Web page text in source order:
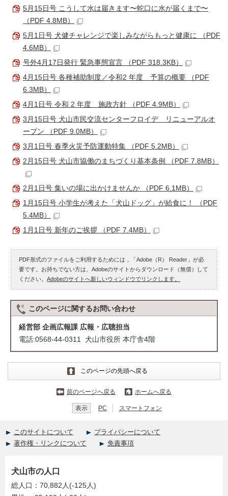
5月15日号 こうして水は届きます〜蛇口に水が届くまで〜
（PDF 4.8MB）
5月1日号 犬健チャレンジで楽しみながらもっと健康に （PDF
4.6MB）
号外4月17日発行 緊急事態宣言 （PDF 318.3KB）
4月15日号 各種補助制度／令和2 年度 予算の概要 （PDF
6.3MB）
4月1日号 令和 2 年度 施政方針 （PDF 4.9MB）
3月15日号 犬山市民交流センターフロイデ リニューアルオ
ープン （PDF 9.0MB）
3月1日号 春季火災予防運動特集 （PDF 5.2MB）
2月15日号 犬山市協働のまちづくり基本条例 （PDF 7.8MB）
2月1日号 集いの場に出かけませんか （PDF 6.1MB）
1月15日号 小学生が考えた「犬山ドッグ」が給食に！ （PDF
5.4MB）
1月1日号 新年のご挨拶 （PDF 7.4MB）
PDF形式のファイルをご利用するためには，「Adobe（R） Reader」が必
要です。お持ちでない方は、Adobeのサイトからダウンロード（無償）して
ください。Adobeのサイトへ新しいウィンドウでリンクします。
このページに関するお問い合わせ
経営部 企画広報課 広報・広聴担当
電話:0568-44-0311 犬山市役所 本庁舎4階
このページの先頭へ戻る
前のページへ戻る ホームへ戻る
表示 PC スマートフォン
このサイトについて
プライバシーについて
著作権・リンクについて
免責事項
犬山市の人口
総人口：70,882人(-125人)